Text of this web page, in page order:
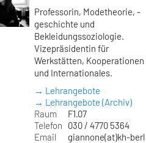
Professorin, Modetheorie, -
geschichte und
Bekleidungssoziologie.
Vizepräsidentin für
Werkstätten, Kooperationen
und Internationales.
→ Lehrangebote
→ Lehrangebote (Archiv)
Raum
F1.07
Telefon
030 / 4770 5364
Email
giannone(at)kh-